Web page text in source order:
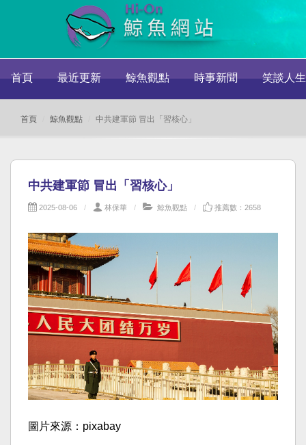
首頁 最近更新 鯨魚觀點 時事新聞 笑談人生
首頁 鯨魚觀點 中共建軍節 冒出「習核心」
中共建軍節 冒出「習核心」
2025-08-06 林保華 鯨魚觀點 推薦數：2658
圖片來源：pixabay